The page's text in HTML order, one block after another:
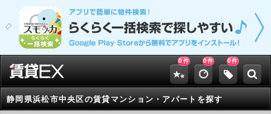
0 件 0件 0件
静岡県浜松市中央区の賃貸マンション・アパートを探す